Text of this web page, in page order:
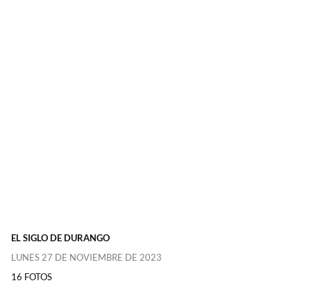
EL SIGLO DE DURANGO
LUNES 27 DE NOVIEMBRE DE 2023
16 FOTOS